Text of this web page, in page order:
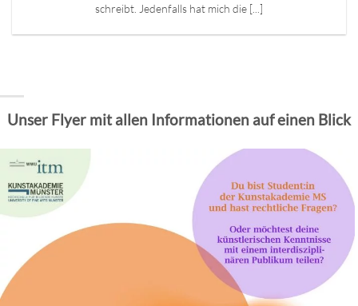
schreibt. Jedenfalls hat mich die [...]
Unser Flyer mit allen Informationen auf einen Blick